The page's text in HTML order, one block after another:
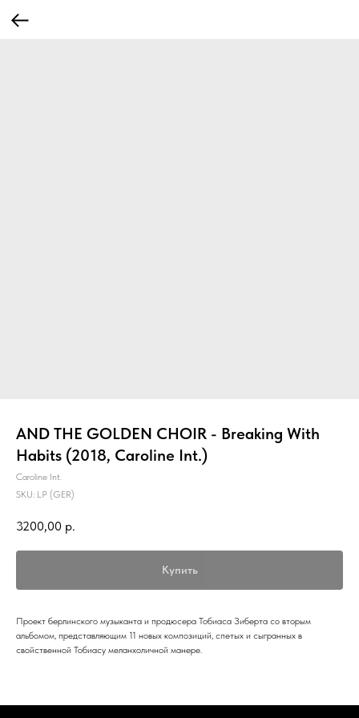
AND THE GOLDEN CHOIR - Breaking With
Habits (2018, Caroline Int.)
Caroline Int.
SKU: LP (GER)
3200,00 р.
Купить
Проект берлинского музыканта и продюсера Тобиаса Зиберта со вторым
альбомом, представляющим 11 новых композиций, спетых и сыгранных в
свойственной Тобиасу меланхоличной манере.